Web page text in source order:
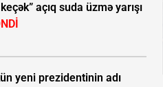
açıq suda üzmə yarışı
yeni prezidentinin adı